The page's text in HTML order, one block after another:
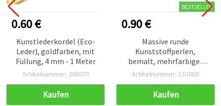
0.60 €
Kunstlederkordel (Eco-
Leder), goldfarben, mit
Füllung, 4 mm - 1 Meter
Artikelnummer: 206075
Kaufen
BESTSELLER
0.90 €
Massive runde
Kunststoffperlen,
bemalt, mehrfarbiger
Mix, 8 mm, Loch 1,5 mm,
Armbänder, Ketten, Deko
& DIY-Schmuck
Artikelnummer: 133060
Kaufen